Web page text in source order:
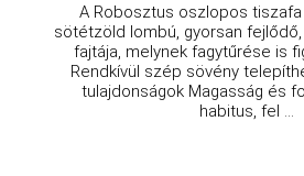
A Robosztus oszlopos
sötétzöld lombú, gyorsan
fajtája, melynek fagytűrése is
Rendkívül szép sövény
tulajdonságok Magasság és
habitus, fel ...